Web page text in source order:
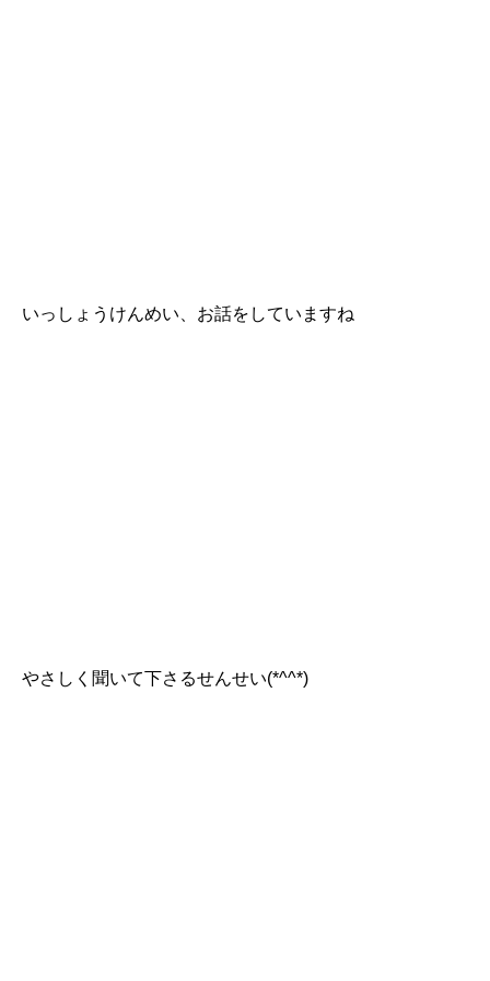
いっしょうけんめい、お話をしていますね
やさしく聞いて下さるせんせい(*^^*)